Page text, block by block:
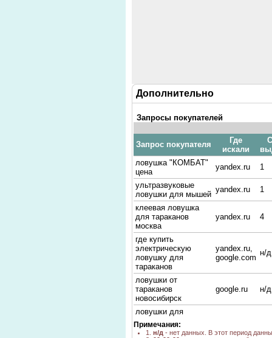
Дополнительно
Запросы покупателей
Запрос покупателя
Где
искали
ловушка "КОМБАТ"
цена
yandex.ru
1
ультразвуковые
ловушки для мышей
yandex.ru
1
клеевая ловушка
для тараканов
москва
yandex.ru 4
где купить
электрическую
ловушку для
тараканов
yandex.ru,
google.com
н/д
ловушки от
тараканов
новосибирск
google.ru н/д
ловушки для
тараканов"Комбат"-
производитель
Примечания:
1. н/д - нет данных. В этот период